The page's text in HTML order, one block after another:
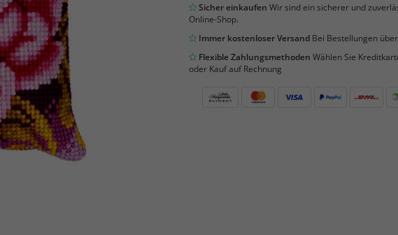
Sicher einkaufen Wir sind ein sicherer und
Online-Shop.
Immer kostenloser VersandBei Bestellungen
Flexible Zahlungsmethoden Wählen Sie
oder Kauf auf Rechnung